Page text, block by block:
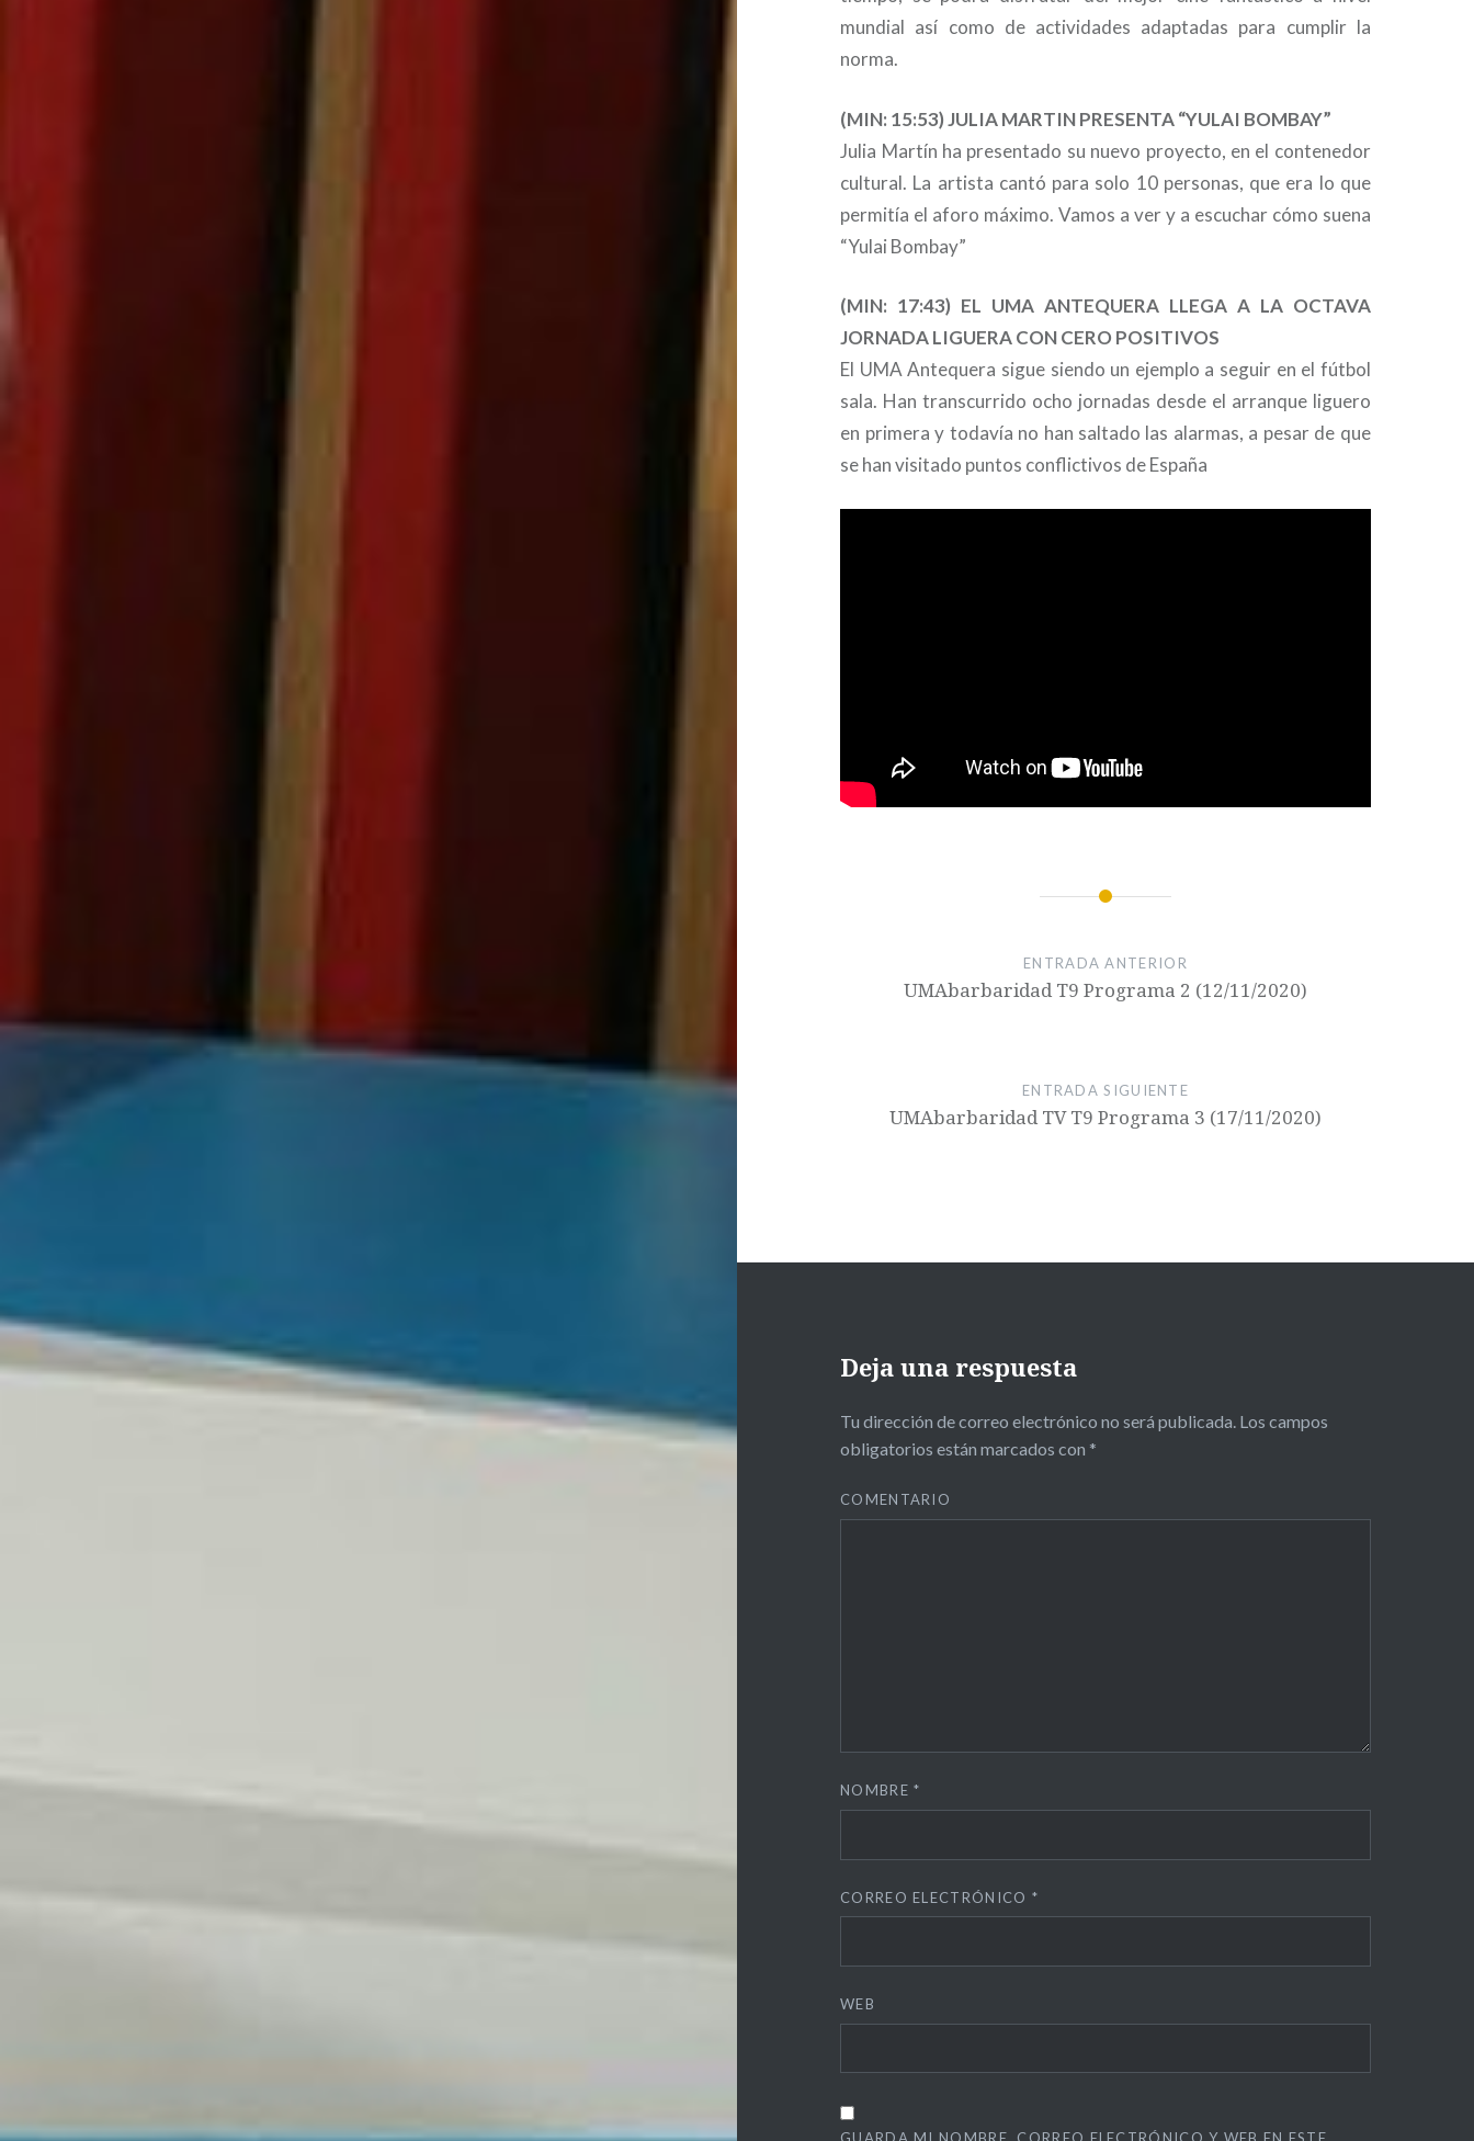
mundial así como de actividades adaptadas para cumplir la
norma.
(MIN: 15:53) JULIA MARTIN PRESENTA “YULAI BOMBAY”
Julia Martín ha presentado su nuevo proyecto, en el contenedor
cultural. La artista cantó para solo 10 personas, que era lo que
permitía el aforo máximo. Vamos a ver y a escuchar cómo suena
“Yulai Bombay”
(MIN: 17:43) EL UMA ANTEQUERA LLEGA A LA OCTAVA
JORNADA LIGUERA CON CERO POSITIVOS
El UMA Antequera sigue siendo un ejemplo a seguir en el fútbol
sala. Han transcurrido ocho jornadas desde el arranque liguero
en primera y todavía no han saltado las alarmas, a pesar de que
se han visitado puntos conflictivos de España
DeportesUMA
Fancine
Medidas
televisiónuniversitaria
UMAAntequera
universidad
ENTRADA ANTERIOR
UMAbarbaridad T9 Programa 2 (12/11/2020)
ENTRADA SIGUIENTE
UMAbarbaridad TV T9 Programa 3 (17/11/2020)
Deja una respuesta
Tu dirección de correo electrónico no será publicada. Los campos
obligatorios están marcados con *
COMENTARIO
NOMBRE*
CORREO ELECTRÓNICO *
WEB